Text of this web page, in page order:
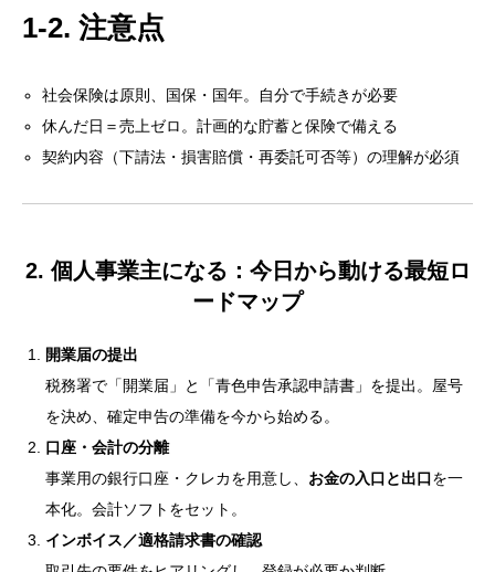
1-2. 注意点
社会保険は原則、国保・国年。自分で手続きが必要
休んだ日＝売上ゼロ。計画的な貯蓄と保険で備える
契約内容（下請法・損害賠償・再委託可否等）の理解が必須
2. 個人事業主になる：今日から動ける最短ロ
ードマップ
開業届の提出
税務署で「開業届」と「青色申告承認申請書」を提出。屋号
を決め、確定申告の準備を今から始める。
口座・会計の分離
事業用の銀行口座・クレカを用意し、 お金の入口と出口を一
本化。会計ソフトをセット。
インボイス／適格請求書の確認